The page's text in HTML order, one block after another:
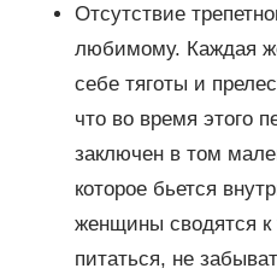
Отсутствие
любимому. Каждая
себе тяготы и
что во время этого
заключен в том
которое бьется
женщины сводятся к
питаться, не